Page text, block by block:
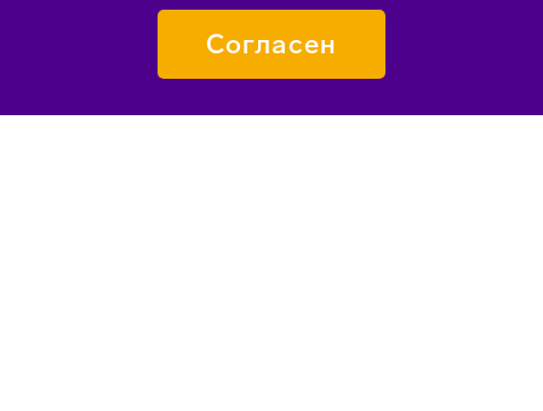
Согласен